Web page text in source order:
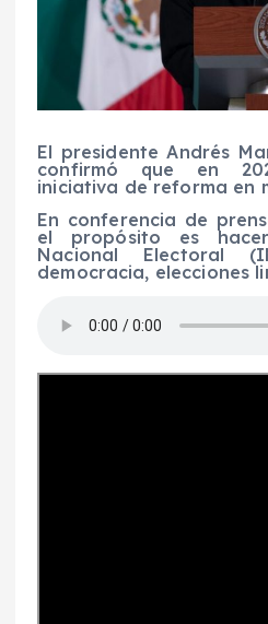
El presidente Andrés
confirmó que en
iniciativa de reforma en
En conferencia de
el propósito es
Nacional Electoral
democracia, elecciones